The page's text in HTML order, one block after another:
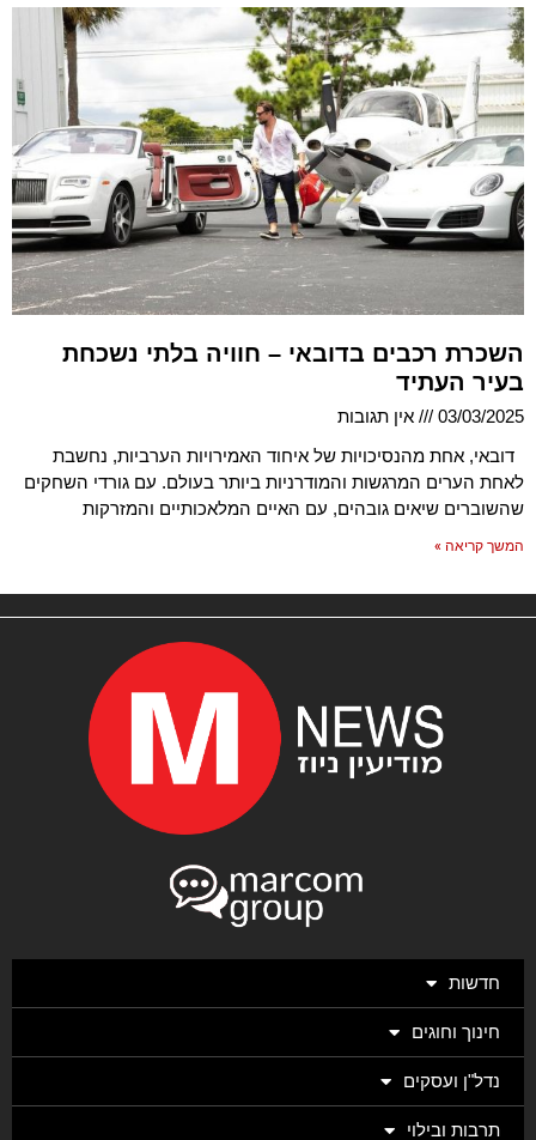
השכרת רכבים בדובאי – חוויה בלתי נשכחת
בעיר העתיד
03/03/2025
אין תגובות
דובאי, אחת מהנסיכויות של איחוד האמירויות הערביות, נחשבת
לאחת הערים המרגשות והמודרניות ביותר בעולם. עם גורדי השחקים
שהשוברים שיאים גובהים, עם האיים המלאכותיים והמזרקות
המשך קריאה »
חדשות
חינוך וחוגים
נדל"ן ועסקים
תרבות ובילוי